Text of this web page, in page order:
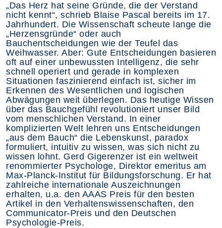
„Das Herz hat seine Gründe, die der Verstand
nicht kennt“, schrieb Blaise Pascal bereits im 17.
Jahrhundert. Die Wissenschaft scheute lange die
„Herzensgründe“ oder auch
Bauchentscheidungen wie der Teufel das
Weihwasser. Aber: Gute Entscheidungen basieren
oft auf einer unbewussten Intelligenz, die sehr
schnell operiert und gerade in komplexen
Situationen faszinierend einfach ist, sicher im
Erkennen des Wesentlichen und logischen
Abwägungen weit überlegen. Das heutige Wissen
über das Bauchgefühl revolutioniert unser Bild
vom menschlichen Verstand. In einer
komplizierten Welt lehren uns Entscheidungen
„aus dem Bauch“ die Lebenskunst, paradox
formuliert, intuitiv zu wissen, was sich nicht zu
wissen lohnt. Gerd Gigerenzer ist ein weltweit
renommierter Psychologe, Direktor emeritus am
Max-Planck-Institut für Bildungsforschung. Er hat
zahlreiche internationale Auszeichnungen
erhalten, u.a. den AAAS Preis für den besten
Artikel in den Verhaltenswissenschaften, den
Communicator-Preis und den Deutschen
Psychologie-Preis.